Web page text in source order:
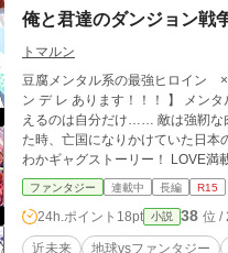
俺と君達のダンジョン戦
トマルン
豆腐メンタル系の最強ヒロイン × メンタルがタン
ン デ レ あります！！！ 】 メンタルだけは強い青年が突然巻き込まれた異世界との戦争。 祖国の国境線は断絶され亡国の危機に。 救
えるのは自分だけ…… 敵は強靭な
た時、亡国になりかけていた日本の快進撃が始まる！ フワッとした感じに書き上げ
わかギャグストーリー！ LOVE満
ファンタジー 連載中 長編 R15
24h.ポイント 18pt 小説 38 位 /
近未来 地球vsファンタジー